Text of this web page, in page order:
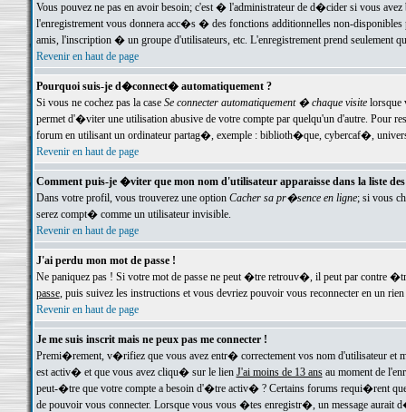
Vous pouvez ne pas en avoir besoin; c'est � l'administrateur de d�cider si vous
l'enregistrement vous donnera acc�s � des fonctions additionnelles non-
amis, l'inscription � un groupe d'utilisateurs, etc. L'enregistrement prend seulement
Revenir en haut de page
Pourquoi suis-je d�connect� automatiquement ?
Si vous ne cochez pas la case Se connecter automatiquement � chaque visitelorsque
permet d'�viter une utilisation abusive de votre compte par quelqu'un d'autre. Pour
forum en utilisant un ordinateur partag�, exemple : biblioth�que, cybercaf�,
Revenir en haut de page
Comment puis-je �viter que mon nom d'utilisateur apparaisse dans la liste
Dans votre profil, vous trouverez une option Cacher sa pr�sence en ligne; si vous
serez compt� comme un utilisateur invisible.
Revenir en haut de page
J'ai perdu mon mot de passe !
Ne paniquez pas ! Si votre mot de passe ne peut �tre retrouv�, il peut par contre
passe, puis suivez les instructions et vous devriez pouvoir vous reconnecter en un rien
Revenir en haut de page
Je me suis inscrit mais ne peux pas me connecter !
Premi�rement, v�rifiez que vous avez entr� correctement vos nom d'utilisateur
est activ� et que vous avez cliqu� sur le lien J'ai moins de 13 ansau moment de
peut-�tre que votre compte a besoin d'�tre activ� ? Certains forums requi�rent
de pouvoir vous connecter. Lorsque vous vous �tes enregistr�, un message aurait